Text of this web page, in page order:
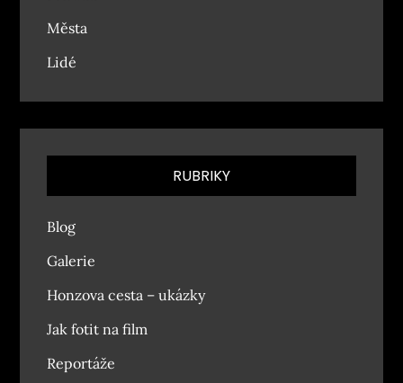
Města
Lidé
RUBRIKY
Blog
Galerie
Honzova cesta – ukázky
Jak fotit na film
Reportáže